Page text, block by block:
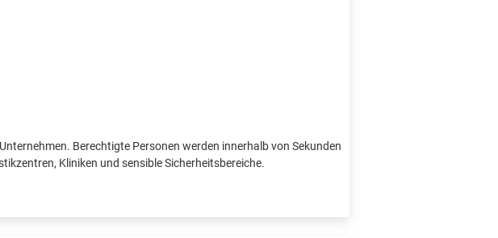
Berechtigte Personen werden innerhalb von Sekunden
Kliniken und sensible Sicherheitsbereiche.